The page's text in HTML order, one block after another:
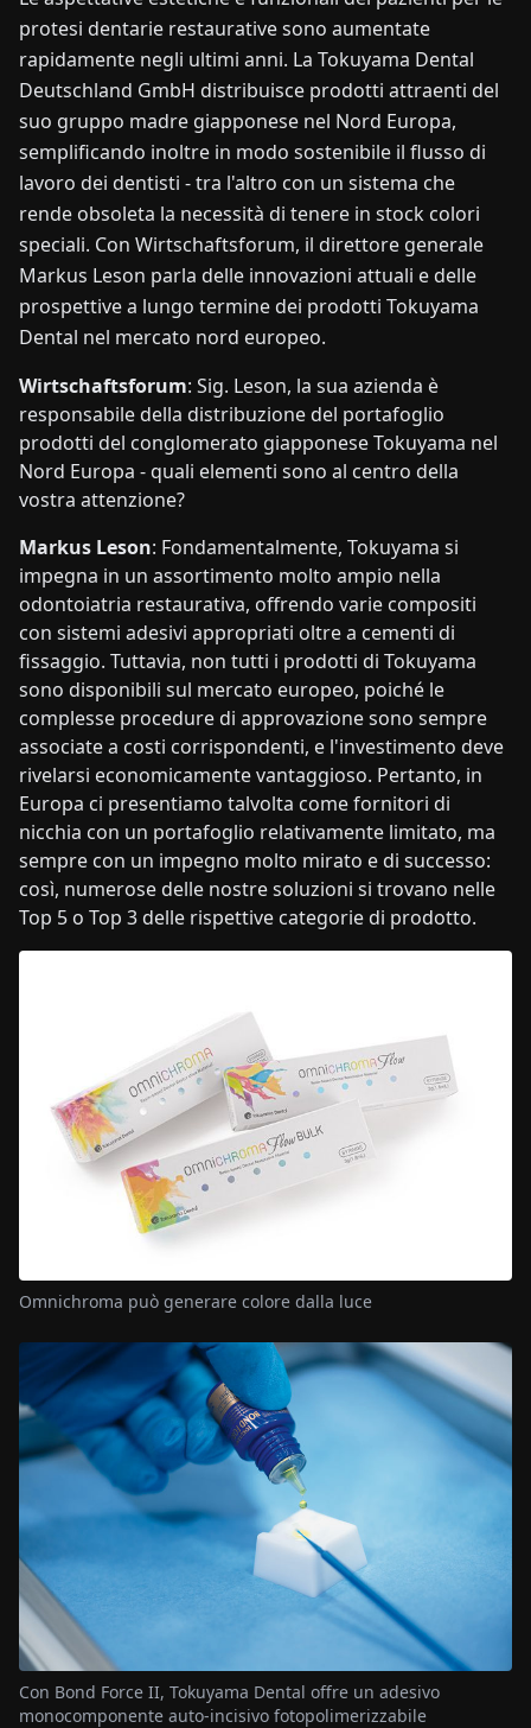
CONTATTACI
protesi dentarie restaurative sono aumentate
rapidamente negli ultimi anni. La Tokuyama Dental
Deutschland GmbH distribuisce prodotti attraenti del
suo gruppo madre giapponese nel Nord Europa,
semplificando inoltre in modo sostenibile il flusso di
lavoro dei dentisti - tra l'altro con un sistema che
rende obsoleta la necessità di tenere in stock colori
speciali. Con Wirtschaftsforum, il direttore generale
Markus Leson parla delle innovazioni attuali e delle
prospettive a lungo termine dei prodotti Tokuyama
Dental nel mercato nord europeo.
Wirtschaftsforum: Sig. Leson, la sua azienda è
responsabile della distribuzione del portafoglio
prodotti del conglomerato giapponese Tokuyama nel
Nord Europa - quali elementi sono al centro della
vostra attenzione?
Markus Leson: Fondamentalmente, Tokuyama si
impegna in un assortimento molto ampio nella
odontoiatria restaurativa, offrendo varie compositi
con sistemi adesivi appropriati oltre a cementi di
fissaggio. Tuttavia, non tutti i prodotti di Tokuyama
sono disponibili sul mercato europeo, poiché le
complesse procedure di approvazione sono sempre
associate a costi corrispondenti, e l'investimento deve
rivelarsi economicamente vantaggioso. Pertanto, in
Europa ci presentiamo talvolta come fornitori di
nicchia con un portafoglio relativamente limitato, ma
sempre con un impegno molto mirato e di successo:
così, numerose delle nostre soluzioni si trovano nelle
Top 5 o Top 3 delle rispettive categorie di prodotto.
Omnichroma può generare colore dalla luce
Con Bond Force II, Tokuyama Dental offre un adesivo
monocomponente auto-incisivo fotopolimerizzabile